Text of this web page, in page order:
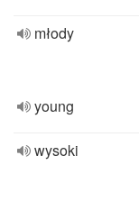
młody
young
wysoki